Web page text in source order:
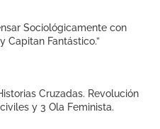
Sociológicamente con
Capitan Fantástico.”
Cruzadas. Revolución
y 3 Ola Feminista.